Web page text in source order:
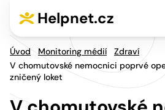
Helpnet.cz
Úvod Monitoring médií
Zdraví
V chomutovské nemocnici poprvé
zničený loket